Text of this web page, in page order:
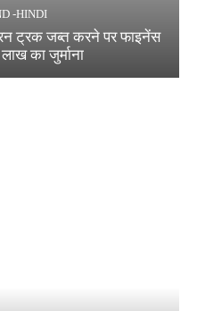
-HINDI
ट्रक जब्त करने पर फाइनेंस
का जुर्माना